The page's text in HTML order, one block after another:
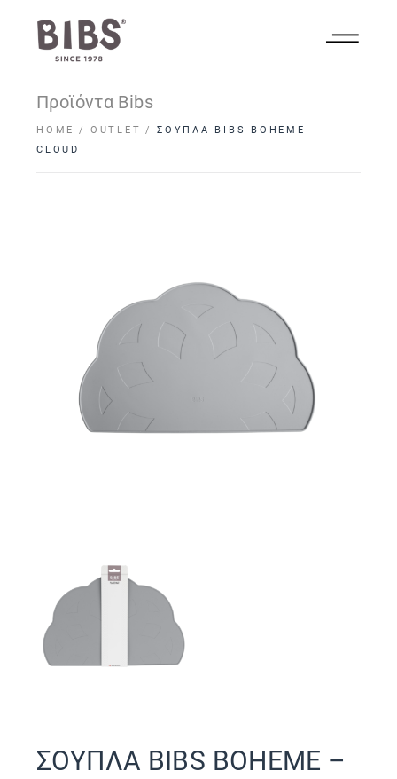
Προϊόντα Bibs
HOME OUTLET
ΣΟΥΠΛΑ BIBS BOHEME –
CLOUD
ΣΟΥΠΛΑ BIBS BOHEME –